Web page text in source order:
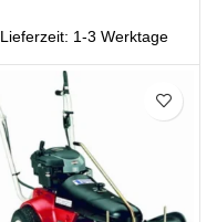
Lieferzeit: 1-3 Werktage